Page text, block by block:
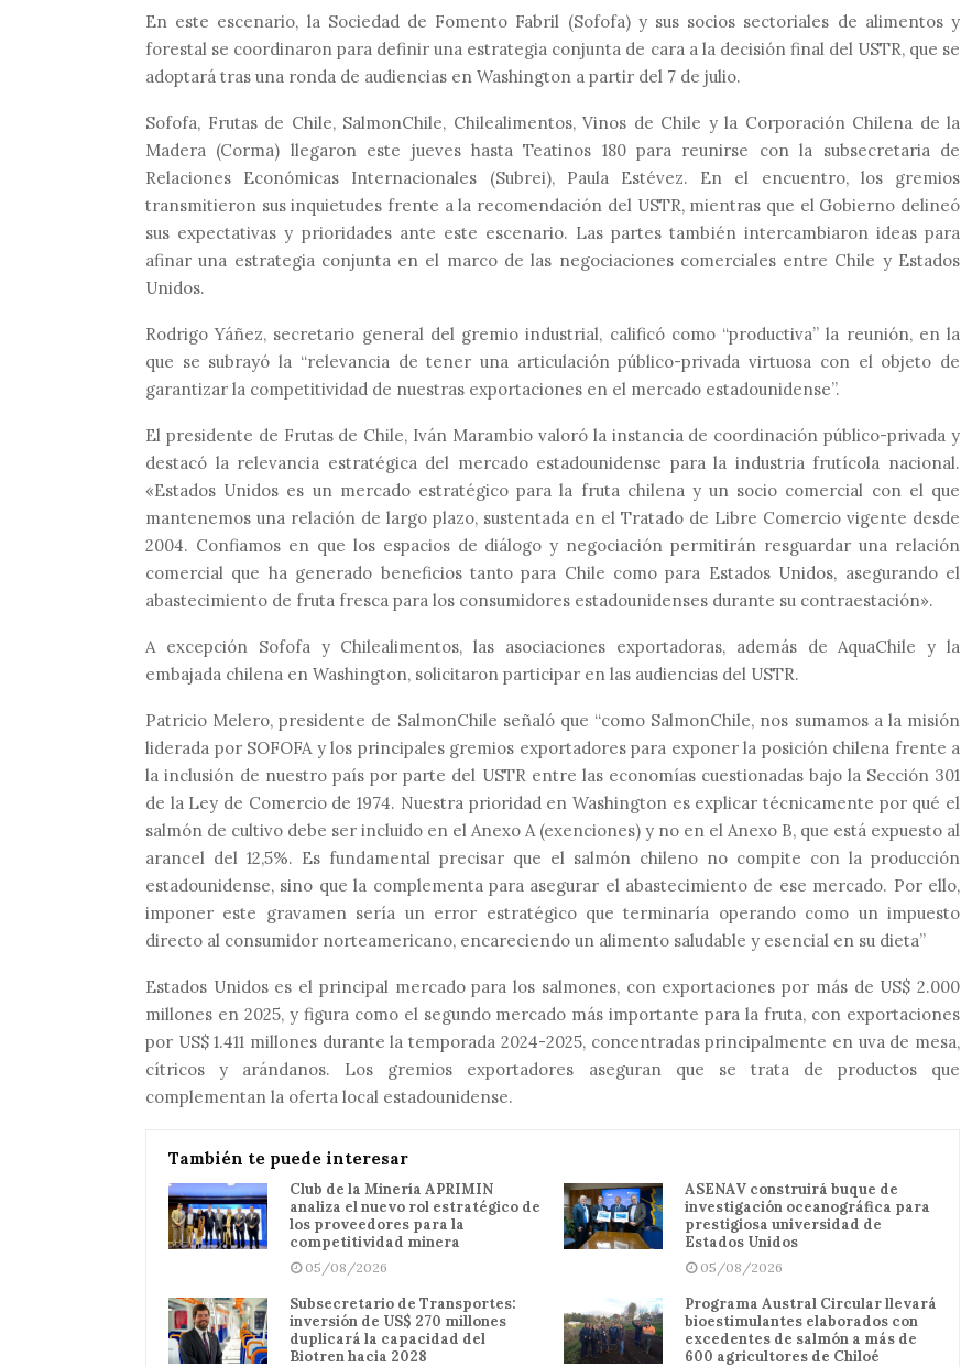
En este escenario, la Sociedad de Fomento Fabril (Sofofa) y sus socios sectoriales de alimentos y
forestal se coordinaron para definir una estrategia conjunta de cara a la decisión final del USTR, que se
adoptará tras una ronda de audiencias en Washington a partir del 7 de julio.
Sofofa, Frutas de Chile, SalmonChile, Chilealimentos, Vinos de Chile y la Corporación Chilena de la
Madera (Corma) llegaron este jueves hasta Teatinos 180 para reunirse con la subsecretaria de
Relaciones Económicas Internacionales (Subrei), Paula Estévez. En el encuentro, los gremios
transmitieron sus inquietudes frente a la recomendación del USTR, mientras que el Gobierno delineó
sus expectativas y prioridades ante este escenario. Las partes también intercambiaron ideas para
afinar una estrategia conjunta en el marco de las negociaciones comerciales entre Chile y Estados
Unidos.
Rodrigo Yáñez, secretario general del gremio industrial, calificó como “productiva” la reunión, en la
que se subrayó la “relevancia de tener una articulación público-privada virtuosa con el objeto de
garantizar la competitividad de nuestras exportaciones en el mercado estadounidense”.
El presidente de Frutas de Chile, Iván Marambio valoró la instancia de coordinación público-privada y
destacó la relevancia estratégica del mercado estadounidense para la industria frutícola nacional.
«Estados Unidos es un mercado estratégico para la fruta chilena y un socio comercial con el que
mantenemos una relación de largo plazo, sustentada en el Tratado de Libre Comercio vigente desde
2004. Confiamos en que los espacios de diálogo y negociación permitirán resguardar una relación
comercial que ha generado beneficios tanto para Chile como para Estados Unidos, asegurando el
abastecimiento de fruta fresca para los consumidores estadounidenses durante su contraestación».
A excepción Sofofa y Chilealimentos, las asociaciones exportadoras, además de AquaChile y la
embajada chilena en Washington, solicitaron participar en las audiencias del USTR.
Patricio Melero, presidente de SalmonChile señaló que “como SalmonChile, nos sumamos a la misión
liderada por SOFOFA y los principales gremios exportadores para exponer la posición chilena frente a
la inclusión de nuestro país por parte del USTR entre las economías cuestionadas bajo la Sección 301
de la Ley de Comercio de 1974. Nuestra prioridad en Washington es explicar técnicamente por qué el
salmón de cultivo debe ser incluido en el Anexo A (exenciones) y no en el Anexo B, que está expuesto al
arancel del 12,5%. Es fundamental precisar que el salmón chileno no compite con la producción
estadounidense, sino que la complementa para asegurar el abastecimiento de ese mercado. Por ello,
imponer este gravamen sería un error estratégico que terminaría operando como un impuesto
directo al consumidor norteamericano, encareciendo un alimento saludable y esencial en su dieta”
Estados Unidos es el principal mercado para los salmones, con exportaciones por más de US$ 2.000
millones en 2025, y figura como el segundo mercado más importante para la fruta, con exportaciones
por US$ 1.411 millones durante la temporada 2024-2025, concentradas principalmente en uva de mesa,
cítricos y arándanos. Los gremios exportadores aseguran que se trata de productos que
complementan la oferta local estadounidense.
También te puede interesar
Club de la Minería APRIMIN
analiza el nuevo rol estratégico de
los proveedores para la
competitividad minera
05/08/2026
ASENAV construirá buque de
investigación oceanográfica para
prestigiosa universidad de
Estados Unidos
05/08/2026
Subsecretario de Transportes:
inversión de US$ 270 millones
duplicará la capacidad del
Biotren hacia 2028
Programa Austral Circular llevará
bioestimulantes elaborados con
excedentes de salmón a más de
600 agricultores de Chiloé